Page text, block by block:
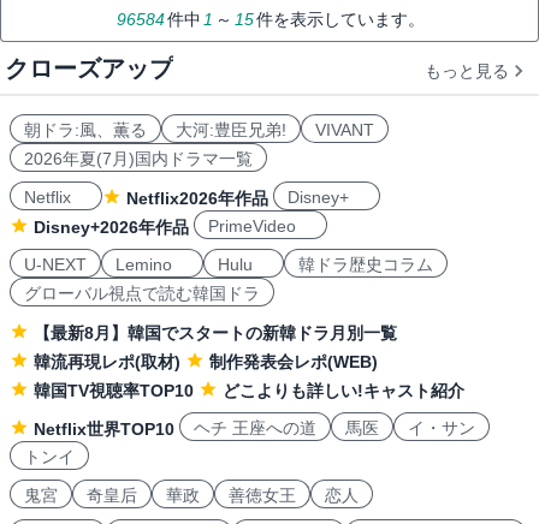
96584件中1 ～ 15件を表示しています。
クローズアップ もっと見る
朝ドラ:風、薫る 大河:豊臣兄弟!
VIVANT
2026年夏(7月)国内ドラマ一覧
Netflix
Netflix2026年作品
Disney+
Disney+2026年作品
PrimeVideo
U-NEXT
Lemino Hulu
韓ドラ歴史コラム
グローバル視点で読む韓国ドラ
【最新8月】韓国でスタートの新韓ドラ月別一覧
韓流再現レポ(取材)
制作発表会レポ(WEB)
韓国TV視聴率TOP10
どこよりも詳しい!キャスト紹介
Netflix世界TOP10
ヘチ 王座への道 馬医
イ・サン
トンイ
鬼宮
奇皇后 華政 善徳女王 恋人